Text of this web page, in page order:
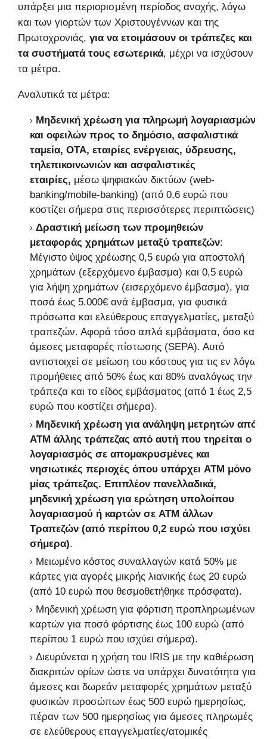
υπάρξει μια περιορισμένη περίοδος ανοχής, λόγω
και των γιορτών των Χριστουγέννων και της
Πρωτοχρονιάς, για να ετοιμάσουν οι τράπεζες και
τα συστήματά τους εσωτερικά, μέχρι να ισχύσουν
τα μέτρα.
Αναλυτικά τα μέτρα:
Μηδενική χρέωση για πληρωμή λογαριασμών
και οφειλών προς το δημόσιο, ασφαλιστικά
ταμεία, ΟΤΑ, εταιρίες ενέργειας, ύδρευσης,
τηλεπικοινωνιών και ασφαλιστικές
εταιρίες, μέσω ψηφιακών δικτύων (web-
banking/mobile-banking) (από 0,6 ευρώ που
κοστίζει σήμερα στις περισσότερες περιπτώσεις).
Δραστική μείωση των προμηθειών
μεταφοράς χρημάτων μεταξύ τραπεζών:
Μέγιστο ύψος χρέωσης 0,5 ευρώ για αποστολή
χρημάτων (εξερχόμενο έμβασμα) και 0,5 ευρώ
για λήψη χρημάτων (εισερχόμενο έμβασμα), για
ποσά έως 5.000€ ανά έμβασμα, για φυσικά
πρόσωπα και ελεύθερους επαγγελματίες, μεταξύ
τραπεζών. Αφορά τόσο απλά εμβάσματα, όσο και
άμεσες μεταφορές πίστωσης (SEPA). Αυτό
αντιστοιχεί σε μείωση του κόστους για τις εν λόγω
προμήθειες από 50% έως και 80% αναλόγως την
τράπεζα και το είδος εμβάσματος (από 1 έως 2,5
ευρώ που κοστίζει σήμερα).
Μηδενική χρέωση για ανάληψη μετρητών από
ΑΤΜ άλλης τράπεζας από αυτή που τηρείται ο
λογαριασμός σε απομακρυσμένες και
νησιωτικές περιοχές όπου υπάρχει ATM μόνο
μίας τράπεζας. Επιπλέον πανελλαδικά,
μηδενική χρέωση για ερώτηση υπολοίπου
λογαριασμού ή καρτών σε ATM άλλων
Τραπεζών (από περίπου 0,2 ευρώ που ισχύει
σήμερα).
Μειωμένο κόστος συναλλαγών κατά 50% με
κάρτες για αγορές μικρής λιανικής έως 20 ευρώ
(από 10 ευρώ που θεσμοθετήθηκε πρόσφατα).
Μηδενική χρέωση για φόρτιση προπληρωμένων
καρτών για ποσό φόρτισης έως 100 ευρώ (από
περίπου 1 ευρώ που ισχύει σήμερα).
Διευρύνεται η χρήση του IRIS με την καθιέρωση
διακριτών ορίων ώστε να υπάρχει δυνατότητα για
άμεσες και δωρεάν μεταφορές χρημάτων μεταξύ
φυσικών προσώπων έως 500 ευρώ ημερησίως,
πέραν των 500 ημερησίως για άμεσες πληρωμές
σε ελεύθερους επαγγελματίες/ατομικές